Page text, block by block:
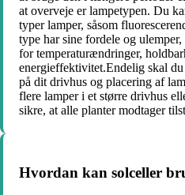
at overveje er lampetypen. Du
typer lamper, såsom
type har sine fordele og
for temperaturændringer,
energieffektivitet.Endelig skal
på dit drivhus og placering af
flere lamper i et større drivhus
sikre, at alle planter modtager
Hvordan kan solceller